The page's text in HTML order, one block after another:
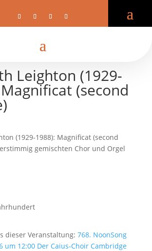
Leighton (1929-
(second
(1929-1988): Magnificat (second
gemischten Chor und Orgel
dieser Veranstaltung: 768. NoonSong
um 12:00 Der Caius-Choir Cambridge